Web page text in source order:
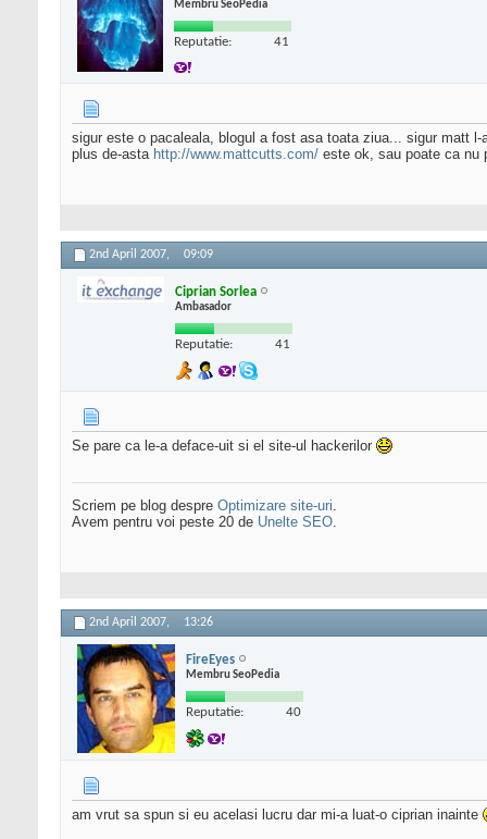
Membru SeoPedia
Reputatie: 41
sigur este o pacaleala, blogul a fost asa toata ziua... sigur matt
plus de-asta http://www.mattcutts.com/ este ok, sau poate ca nu
2nd April 2007, 09:09
Ciprian Sorlea
Ambasador
Reputatie: 41
Se pare ca le-a deface-uit si el site-ul hackerilor
Scriem pe blog despre Optimizare site-uri.
Avem pentru voi peste 20 de Unelte SEO.
2nd April 2007, 13:26
FireEyes
Membru SeoPedia
Reputatie: 40
am vrut sa spun si eu acelasi lucru dar mi-a luat-o ciprian inainte